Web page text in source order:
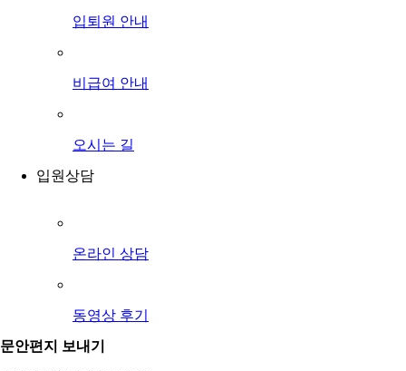
입퇴원 안내
비급여 안내
오시는 길
입원상담
온라인 상담
동영상 후기
문안편지 보내기